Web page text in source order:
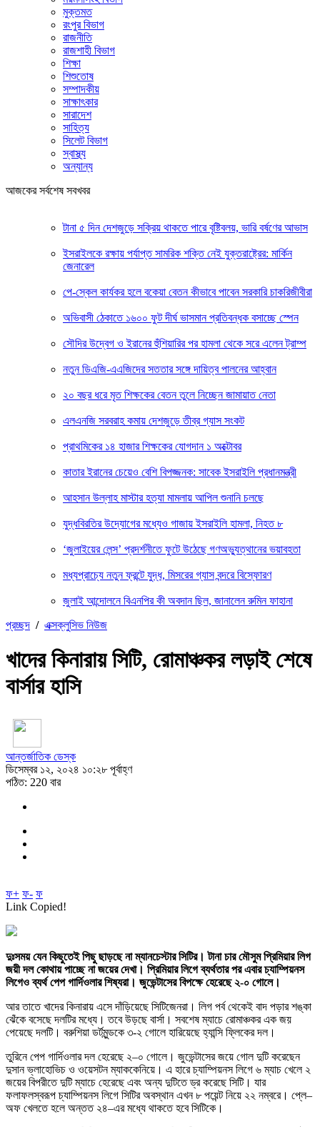
মুক্তমত
রংপুর বিভাগ
রাজনীতি
রাজশাহী বিভাগ
শিক্ষা
শিশুতোষ
সম্পাদকীয়
সাক্ষাৎকার
সারাদেশ
সাহিত্য
সিলেট বিভাগ
স্বাস্থ্য
অন্যান্য
আজকের সর্বশেষ সবখবর
টানা ৫ দিন দেশজুড়ে সক্রিয় থাকতে পারে বৃষ্টিবলয়, ভারি বর্ষণের আভাস
ইসরাইলকে রক্ষায় পর্যাপ্ত সামরিক শক্তি নেই যুক্তরাষ্ট্রের: মার্কিন
জেনারেল
পে-স্কেল কার্যকর হলে বকেয়া বেতন কীভাবে পাবেন সরকারি চাকরিজীবীরা
অভিবাসী ঠেকাতে ১৬০০ ফুট দীর্ঘ ভাসমান প্রতিবন্ধক বসাচ্ছে স্পেন
সৌদির উদ্বেগ ও ইরানের হুঁশিয়ারির পর হামলা থেকে সরে এলেন ট্রাম্প
নতুন ডিএজি-এএজিদের সততার সঙ্গে দায়িত্ব পালনের আহ্বান
২০ বছর ধরে মৃত শিক্ষকের বেতন তুলে নিচ্ছেন জামায়াত নেতা
এলএনজি সরবরাহ কমায় দেশজুড়ে তীব্র গ্যাস সংকট
প্রাথমিকের ১৪ হাজার শিক্ষকের যোগদান ১ অক্টোবর
কাতার ইরানের চেয়েও বেশি বিপজ্জনক: সাবেক ইসরাইলি প্রধানমন্ত্রী
আহসান উল্লাহ মাস্টার হত্যা মামলায় আপিল শুনানি চলছে
যুদ্ধবিরতির উদ্যোগের মধ্যেও গাজায় ইসরাইলি হামলা, নিহত ৮
‘জুলাইয়ের লেন্স’ প্রদর্শনীতে ফুটে উঠেছে গণঅভ্যুত্থানের ভয়াবহতা
মধ্যপ্রাচ্যে নতুন ফ্রন্টে যুদ্ধ, মিসরের গ্যাস বন্দরে বিস্ফোরণ
জুলাই আন্দোলনে বিএনপির কী অবদান ছিল, জানালেন রুমিন ফাহানা
প্রচ্ছদ / এক্সক্লুসিভ নিউজ
খাদের কিনারায় সিটি, রোমাঞ্চকর লড়াই শেষে
বার্সার হাসি
আন্তর্জাতিক ডেস্ক
ডিসেম্বর ১২, ২০২৪ ১০:২৮ পূর্বাহ্ণ
পঠিত: 220 বার
ফ+ ফ- ফ
Link Copied!
দুঃসময় যেন কিছুতেই পিছু ছাড়ছে না ম্যানচেস্টার সিটির। টানা চার মৌসুম প্রিমিয়ার লিগ
জয়ী দল কোথায় পাচ্ছে না জয়ের দেখা। প্রিমিয়ার লিগে ব্যর্থতার পর এবার চ্যাম্পিয়নস
লিগেও ব্যর্থ পেপ গার্দিওলার শিষ্যরা। জুভেন্টাসের বিপক্ষে হেরেছে ২-০ গোলে।
আর তাতে খাদের কিনারায় এসে দাঁড়িয়েছে সিটিজেনরা। লিগ পর্ব থেকেই বাদ পড়ার শঙ্কা
ঝেঁকে বসেছে দলটির মধ্যে। তবে উড়ছে বার্সা। সবশেষ ম্যাচে রোমাঞ্চকর এক জয়
পেয়েছে দলটি। বরুশিয়া ডর্টমুন্ডকে ৩-২ গোলে হারিয়েছে হ্যান্সি ফ্লিকের দল।
তুরিনে পেপ গার্দিওলার দল হেরেছে ২–০ গোলে। জুভেন্টাসের জয়ে গোল দুটি করেছেন
দুসান ভ্লাহোভিচ ও ওয়েসটন ম্যাককেনিয়ে। এ হারে চ্যাম্পিয়নস লিগে ৬ ম্যাচ খেলে ২
জয়ের বিপরীতে দুটি ম্যাচে হেরেছে এবং অন্য দুটিতে ড্র করেছে সিটি। যার
ফলাফলস্বরূপ চ্যাম্পিয়নস লিগে সিটির অবস্থান এখন ৮ পয়েন্ট নিয়ে ২২ নম্বরে। প্লে–
অফ খেলতে হলে অন্তত ২৪–এর মধ্যে থাকতে হবে সিটিকে।